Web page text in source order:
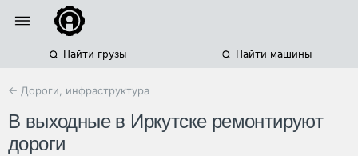
Найти грузы Найти машины
← Дороги, инфраструктура
В выходные в Иркутске ремонтируют
дороги